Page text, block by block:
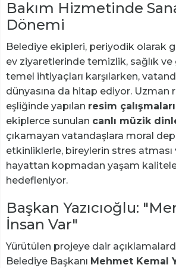
Bakım Hizmetinde
Dönemi
Belediye ekipleri, periyodik olarak
ev ziyaretlerinde temizlik, sağlık ve
temel ihtiyaçları karşılarken,
dünyasına da hitap ediyor. Uzman
eşliğinde yapılan resim çalışmaları
ekiplerce sunulan canlı müzik
çıkamayan vatandaşlara moral
etkinliklerle, bireylerin stres atması
hayattan kopmadan yaşam
hedefleniyor.
Başkan Yazıcıoğlu:
İnsan Var"
Yürütülen projeye dair
Belediye Başkanı Mehmet Kemal